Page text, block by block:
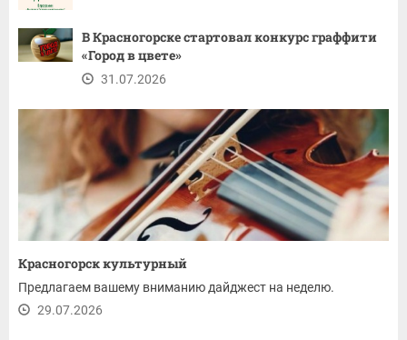
В Красногорске стартовал конкурс граффити
«Город в цвете»
31.07.2026
Красногорск культурный
Предлагаем вашему вниманию дайджест на неделю.
29.07.2026